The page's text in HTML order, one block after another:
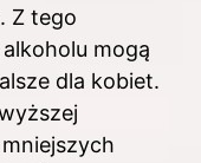
Z tego
mogą
dla kobiet.